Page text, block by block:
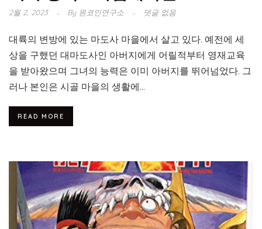
2월 2, 2023 By원코인연구소 댓글 없음
대륙의 변방에 있는 마도사 마을에서 살고 있다. 예전에 세
상을 구했던 대마도사인 아버지에게 어릴적부터 영재교육
을 받아왔으며 그녀의 능력은 이미 아버지를 뛰어넘었다. 그
러나 본인은 시골 마을의 생활에...
READ MORE